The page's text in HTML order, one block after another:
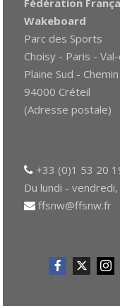
Wakeboard
Parc des Sports
Choisy - Paris -
Plaine Sud -
94000 Créteil
(Adresse postale)
+33 (0)1 53 20
Du lundi -
ffsnw@ffsnw.fr